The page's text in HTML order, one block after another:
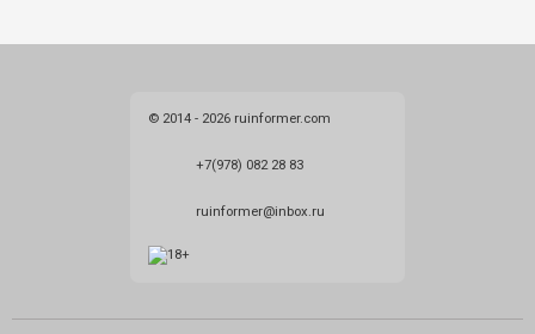
© 2014 - 2026 ruinformer.com
+7(978) 082 28 83
ruinformer@inbox.ru